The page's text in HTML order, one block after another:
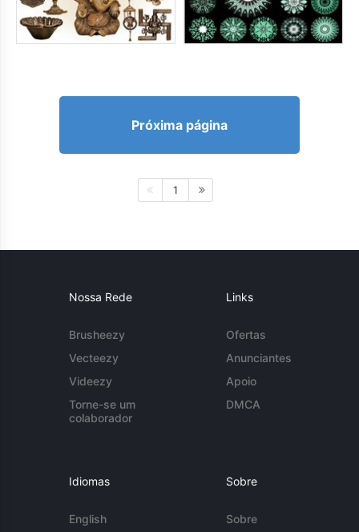
Próxima página
1
Nossa Rede
Brusheezy
Vecteezy
Videezy
Torne-se um
colaborador
Links
Ofertas
Anunciantes
Apoio
DMCA
Idiomas
English
Sobre
Sobre